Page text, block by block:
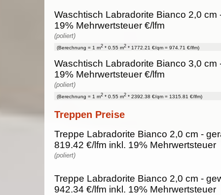
Waschtisch Labradorite Bianco 2,0 cm
19% Mehrwertsteuer €/lfm
(poliert)
(Berechnung = 1 m2 * 0.55 m2 * 1772.21 €/qm = 974.71 €/lfm)
Waschtisch Labradorite Bianco 3,0 cm
19% Mehrwertsteuer €/lfm
(poliert)
(Berechnung = 1 m2 * 0.55 m2 * 2392.38 €/qm = 1315.81 €/lfm)
Treppen Preise
Treppe Labradorite Bianco 2,0 cm -
819.42 €/lfm inkl. 19% Mehrwertsteuer
(poliert)
Treppe Labradorite Bianco 2,0 cm -
942.34 €/lfm inkl. 19% Mehrwertsteuer